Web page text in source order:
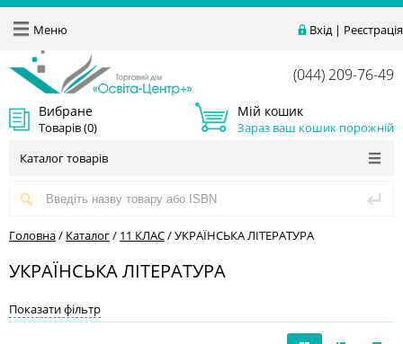
Вхід| Реєстрація
Меню
(044) 209-76-49
Вибране
Товарів (0)
Мій кошик
Зараз ваш кошик порожній
Каталог товарів
Головна/ Каталог/ 11 КЛАС/УКРАЇНСЬКА ЛІТЕРАТУРА
УКРАЇНСЬКА ЛІТЕРАТУРА
Показати фільтр